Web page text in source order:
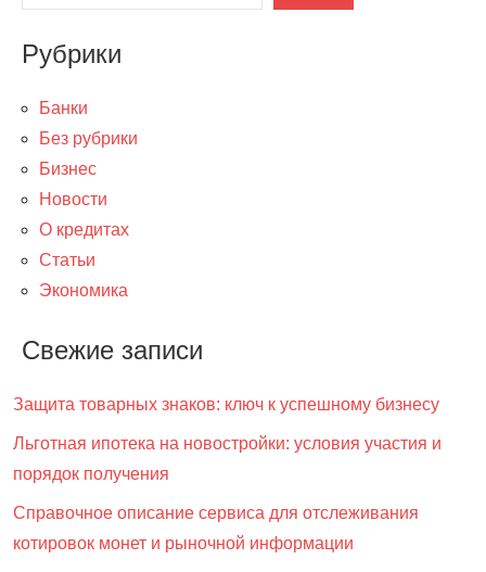
Рубрики
Банки
Без рубрики
Бизнес
Новости
О кредитах
Статьи
Экономика
Свежие записи
Защита товарных знаков: ключ к успешному бизнесу
Льготная ипотека на новостройки: условия участия и
порядок получения
Справочное описание сервиса для отслеживания
котировок монет и рыночной информации